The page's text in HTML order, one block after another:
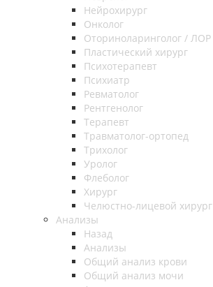
Нейрохирург
Онколог
Оториноларинголог / ЛОР
Пластический хирург
Психотерапевт
Психиатр
Ревматолог
Рентгенолог
Терапевт
Травматолог-ортопед
Трихолог
Уролог
Флеболог
Хирург
Челюстно-лицевой хирург
Анализы
Назад
Анализы
Общий анализ крови
Общий анализ мочи